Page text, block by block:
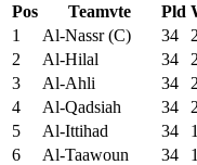
Pos
Teamvte Pld
1
Al-Nassr (C) 34
2
Al-Hilal 34
3
Al-Ahli 34
4
Al-Qadsiah 34
5
Al-Ittihad 34
6
Al-Taawoun 34